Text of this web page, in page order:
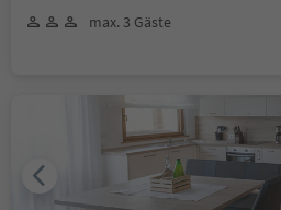
max. 3 Gäste